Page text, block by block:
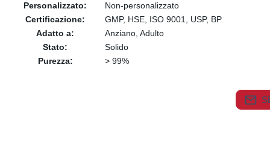
Personalizzato:
Non-personalizzato
Certificazione:
GMP, HSE, ISO 9001, USP, BP
Adatto a:
Anziano, Adulto
Stato:
Solido
Purezza:
> 99%